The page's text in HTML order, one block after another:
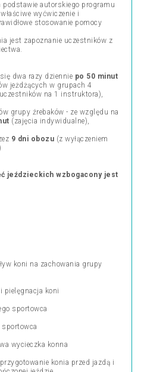
autorskiego programu
wyćwiczenie i
stosowanie pomocy
jest zapoznanie uczestników z
dwa razy dziennie po 50 minut
jeżdżących w grupach 4
na 1 instruktora),
grupy źrebaków - ze względu na
(zajęcia indywidualne),
9 dni obozu (z wyłączeniem
jeździeckich wzbogacony jest
koni na zachowania grupy
pielęgnacja koni
sportowca
sportowca
wycieczka konna
konia przed jazdą i